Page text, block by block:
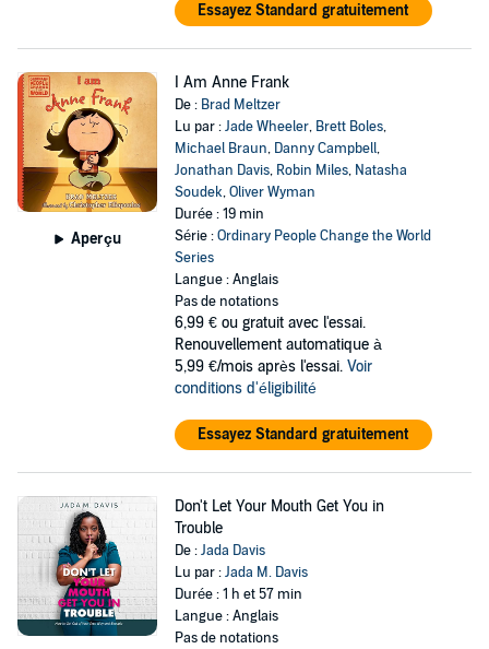
Essayez Standard gratuitement
Aperçu
I Am Anne Frank
De : Brad Meltzer
Lu par :Jade Wheeler, Brett Boles,
Michael Braun, Danny Campbell,
Jonathan Davis, Robin Miles, Natasha
Soudek,Oliver Wyman
Durée : 19 min
Série :Ordinary People Change the World
Series
Langue : Anglais
Pas de notations
6,99 € ou gratuit avec l'essai.
Renouvellement automatique à
5,99 €/mois après l'essai. Voir
conditions d'éligibilité
Essayez Standard gratuitement
Don't Let Your Mouth Get You in
Trouble
De :Jada Davis
Lu par :Jada M. Davis
Durée : 1 h et 57 min
Langue : Anglais
Pas de notations